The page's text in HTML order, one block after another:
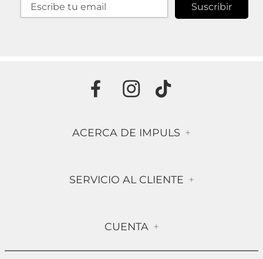
Suscribir
ACERCA DE IMPULS +
Contáctanos
Compra Segura
SERVICIO AL CLIENTE +
CUENTA +